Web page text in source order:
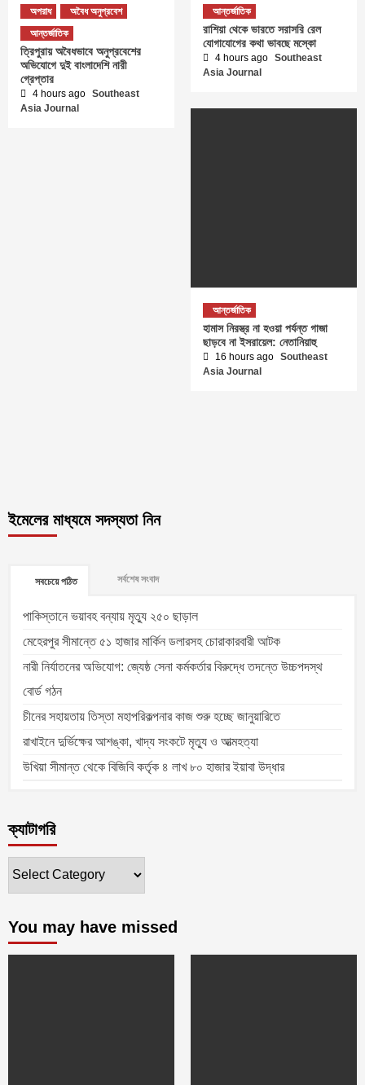
অপরাধ
অবৈধ অনুপ্রবেশ
আন্তর্জাতিক
ত্রিপুরায় অবৈধভাবে অনুপ্রবেশের
অভিযোগে দুই বাংলাদেশি নারী
গ্রেপ্তার
4 hours ago Southeast
Asia Journal
আন্তর্জাতিক
রাশিয়া থেকে ভারতে সরাসরি রেল
যোগাযোগের কথা ভাবছে মস্কো
4 hours ago Southeast
Asia Journal
আন্তর্জাতিক
হামাস নিরস্ত্র না হওয়া পর্যন্ত গাজা
ছাড়বে না ইসরায়েল: নেতানিয়াহু
16 hours ago Southeast
Asia Journal
ইমেলের মাধ্যমে সদস্যতা নিন
সবচেয়ে পঠিত সর্বশেষ সংবাদ
পাকিস্তানে ভয়াবহ বন্যায় মৃত্যু ২৫০ ছাড়াল
মেহেরপুর সীমান্তে ৫১ হাজার মার্কিন ডলারসহ চোরাকারবারী আটক
নারী নির্যাতনের অভিযোগ: জ্যেষ্ঠ সেনা কর্মকর্তার বিরুদ্ধে তদন্তে উচ্চপদস্থ
বোর্ড গঠন
চীনের সহায়তায় তিস্তা মহাপরিকল্পনার কাজ শুরু হচ্ছে জানুয়ারিতে
রাখাইনে দুর্ভিক্ষের আশঙ্কা, খাদ্য সংকটে মৃত্যু ও আত্মহত্যা
উখিয়া সীমান্ত থেকে বিজিবি কর্তৃক ৪ লাখ ৮০ হাজার ইয়াবা উদ্ধার
ক্যাটাগরি
You may have missed